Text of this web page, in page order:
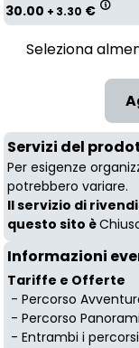
30.00 + 3.30 €
Seleziona
Servizi del
Per esigenze
potrebbero variare.
Il servizio di
questo sito è
Informazioni
Tariffe e Offerte
- Percorso
- Percorso
- Entrambi i